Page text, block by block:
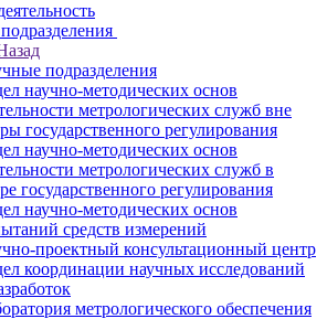
подразделения
научно-методических основ
метрологических служб вне
государственного регулирования
научно-методических основ
метрологических служб в
государственного регулирования
научно-методических основ
средств измерений
проектный консультационный центр
координации научных исследований
метрологического обеспечения